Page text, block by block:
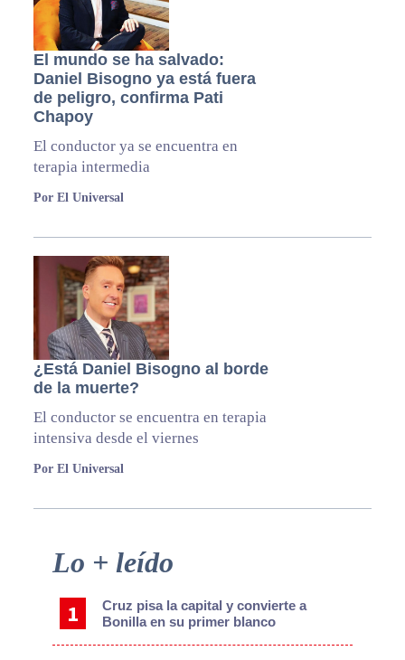
El mundo se ha salvado:
Daniel Bisogno ya está fuera
de peligro, confirma Pati
Chapoy
El conductor ya se encuentra en
terapia intermedia
Por El Universal
¿Está Daniel Bisogno al borde
de la muerte?
El conductor se encuentra en terapia
intensiva desde el viernes
Por El Universal
Primary
Sidebar
Lo + leído
Cruz pisa la capital y convierte a
Bonilla en su primer blanco